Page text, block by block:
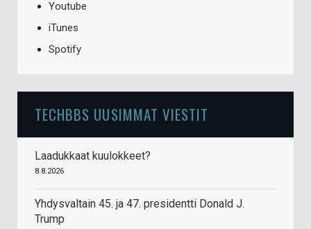
Youtube
iTunes
Spotify
TECHBBS UUSIMMAT VIESTIT
Laadukkaat kuulokkeet?
8.8.2026
Yhdysvaltain 45. ja 47. presidentti Donald J.
Trump